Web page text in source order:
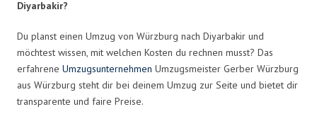
Diyarbakir?
Du planst einen Umzug von Würzburg nach Diyarbakir und
möchtest wissen, mit welchen Kosten du rechnen musst? Das
erfahrene Umzugsunternehmen Umzugsmeister Gerber Würzburg
aus Würzburg steht dir bei deinem Umzug zur Seite und bietet dir
transparente und faire Preise.